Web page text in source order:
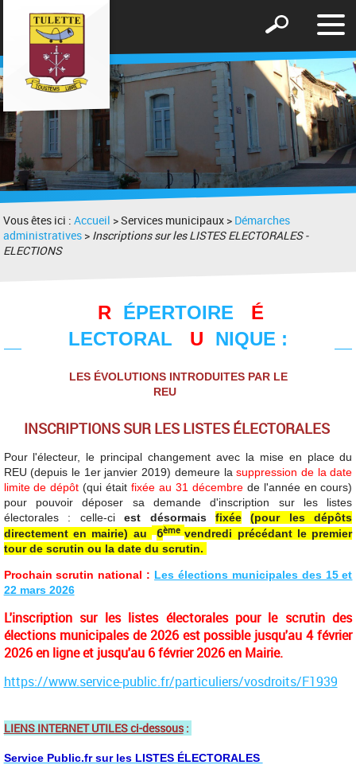
le
Afficher
formulaire
de
recherche
Vous êtes ici :Accueil > Services municipaux > Démarches
administratives > Inscriptions sur les LISTES ELECTORALES -
ELECTIONS
R ÉPERTOIRE
É
LECTORAL
U NIQUE :
LES ÉVOLUTIONS INTRODUITES PAR LE
REU
INSCRIPTIONS SUR LES LISTES ÉLECTORALES
Pour l'électeur, le principal changement avec la mise en place du
REU (depuis le 1er janvier 2019) demeure lasuppression de la date
limite de dépôt (qui était fixéeau 31 décembrede l'année en cours)
pour pouvoir déposer sa demande d'inscription sur les listes
électorales : celle-ciest désormais fixée
(pour les dépôts
directement en mairie) au 6èmevendredi précédant le premier
tour de scrutin ou la date du scrutin.
Prochain scrutin national : Les élections municipales des 15 et
22 mars 2026
L'inscription sur les listes électorales pour le scrutin des
élections municipales de 2026 est possible jusqu'au 4 février
2026 en ligne et jusqu'au 6 février 2026 en Mairie.
https://www.service-public.fr/particuliers/vosdroits/F1939
LIENS INTERNET UTILES ci-dessous:
Service Public.fr sur les LISTES ÉLECTORALES